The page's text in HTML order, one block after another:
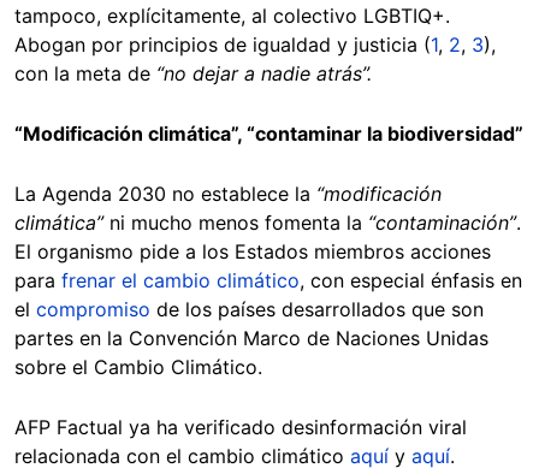
tampoco, explícitamente, al colectivo LGBTIQ+.
Abogan por principios de igualdad y justicia (1, 2, 3),
con la meta de “no dejar a nadie atrás”.
“Modificación climática”, “contaminar la biodiversidad”
La Agenda 2030 no establece la “modificación
climática” ni mucho menos fomenta la “contaminación”.
El organismo pide a los Estados miembros acciones
para frenar el cambio climático, con especial énfasis en
el compromiso de los países desarrollados que son
partes en la Convención Marco de Naciones Unidas
sobre el Cambio Climático.
AFP Factual ya ha verificado desinformación viral
relacionada con el cambio climático aquí y aquí.